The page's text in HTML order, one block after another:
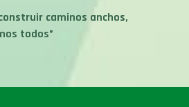
caminos anchos,
todos”